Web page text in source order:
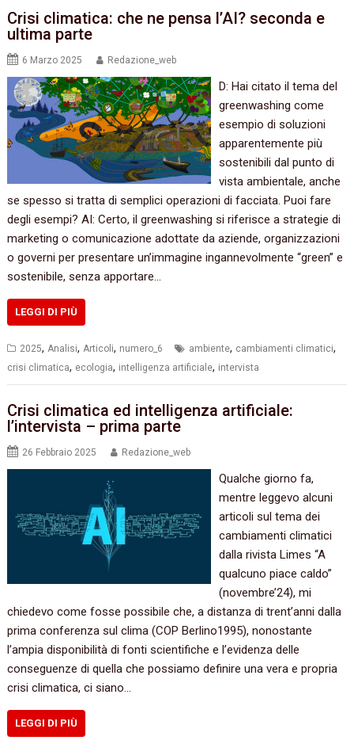
Crisi climatica: che ne pensa l’AI? seconda e
ultima parte
6 Marzo 2025 Redazione_web
D: Hai citato il tema del
greenwashing come
esempio di soluzioni
apparentemente più
sostenibili dal punto di
vista ambientale, anche
se spesso si tratta di semplici operazioni di facciata. Puoi fare
degli esempi? AI: Certo, il greenwashing si riferisce a strategie di
marketing o comunicazione adottate da aziende, organizzazioni
o governi per presentare un’immagine ingannevolmente “green” e
sostenibile, senza apportare…
LEGGI DI PIÙ
2025, Analisi, Articoli, numero_6 ambiente, cambiamenti climatici,
crisi climatica, ecologia, intelligenza artificiale, intervista
Crisi climatica ed intelligenza artificiale:
l’intervista – prima parte
26 Febbraio 2025 Redazione_web
Qualche giorno fa,
mentre leggevo alcuni
articoli sul tema dei
cambiamenti climatici
dalla rivista Limes “A
qualcuno piace caldo”
(novembre’24), mi
chiedevo come fosse possibile che, a distanza di trent’anni dalla
prima conferenza sul clima (COP Berlino1995), nonostante
l’ampia disponibilità di fonti scientifiche e l’evidenza delle
conseguenze di quella che possiamo definire una vera e propria
crisi climatica, ci siano…
LEGGI DI PIÙ